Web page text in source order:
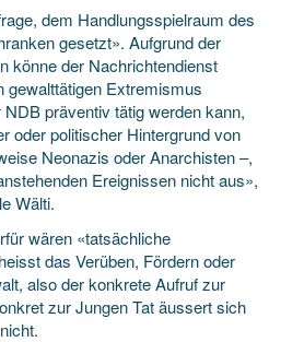
dem Handlungsspielraum des
gesetzt». Aufgrund der
könne der Nachrichtendienst
gewalttätigen Extremismus
präventiv tätig werden kann,
oder politischer Hintergrund von
Neonazis oder Anarchisten –,
Ereignissen nicht aus»,
Wälti.
wären «tatsächliche
das Verüben, Fördern oder
also der konkrete Aufruf zur
zur Jungen Tat äussert sich